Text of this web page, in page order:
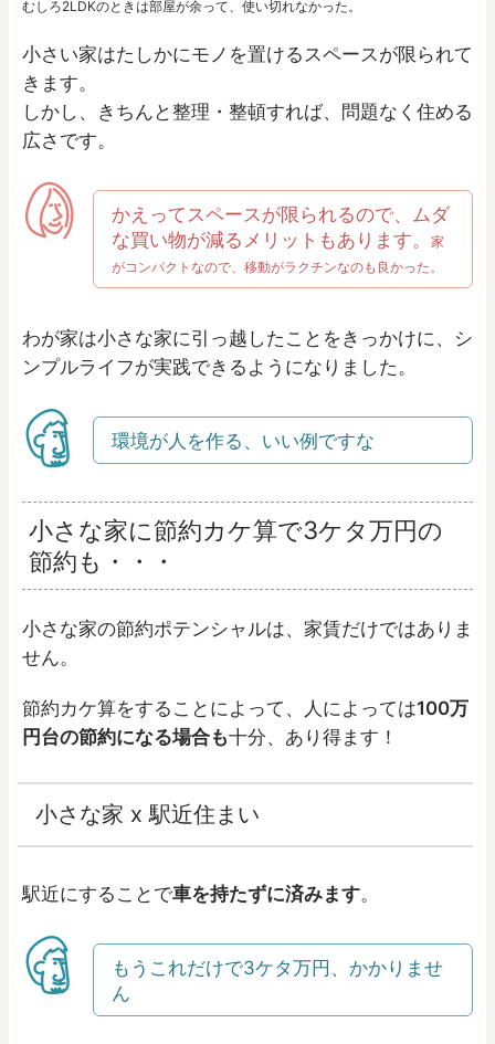
むしろ2LDKのときは部屋が余って、使い切れなかった。
小さい家はたしかにモノを置けるスペースが限られて
きます。
しかし、きちんと整理・整頓すれば、問題なく住める
広さです。
かえってスペースが限られるので、ムダ
な買い物が減るメリットもあります。
家
がコンパクトなので、移動がラクチンなのも良かった。
わが家は小さな家に引っ越したことをきっかけに、シ
ンプルライフが実践できるようになりました。
環境が人を作る、いい例ですな
小さな家に節約カケ算で3ケタ万円の
節約も・・・
小さな家の節約ポテンシャルは、家賃だけではありま
せん。
節約カケ算をすることによって、人によっては100万
円台の節約になる場合も十分、あり得ます！
小さな家 x 駅近住まい
駅近にすることで車を持たずに済みます。
もうこれだけで3ケタ万円、かかりませ
ん